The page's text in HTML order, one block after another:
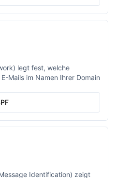
legt fest, welche
Mails im Namen Ihrer Domain
Identification) zeigt